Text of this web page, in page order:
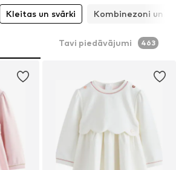
Kleitas un svārki Kombinezoni un
Tavi piedāvājumi 463